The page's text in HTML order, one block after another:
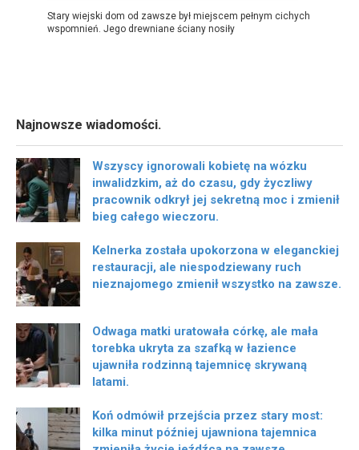
Stary wiejski dom od zawsze był miejscem pełnym cichych
wspomnień. Jego drewniane ściany nosiły
Najnowsze wiadomości.
Wszyscy ignorowali kobietę na wózku
inwalidzkim, aż do czasu, gdy życzliwy
pracownik odkrył jej sekretną moc i zmienił
bieg całego wieczoru.
Kelnerka została upokorzona w eleganckiej
restauracji, ale niespodziewany ruch
nieznajomego zmienił wszystko na zawsze.
Odwaga matki uratowała córkę, ale mała
torebka ukryta za szafką w łazience
ujawniła rodzinną tajemnicę skrywaną
latami.
Koń odmówił przejścia przez stary most:
kilka minut później ujawniona tajemnica